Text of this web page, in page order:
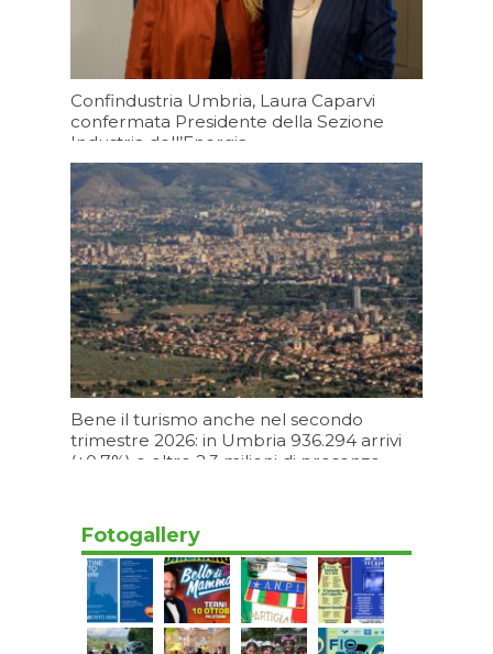
Confindustria Umbria, Laura Caparvi
confermata Presidente della Sezione
Industria dell’Energia
Oggi 13:10
Bene il turismo anche nel secondo
trimestre 2026: in Umbria 936.294 arrivi
(+0,7%) e oltre 2,3 milioni di presenze
Fotogallery